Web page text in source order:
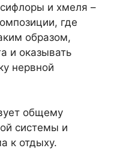
и хмеля –
где
образом,
и оказывать
нервной
общему
системы и
к отдыху.